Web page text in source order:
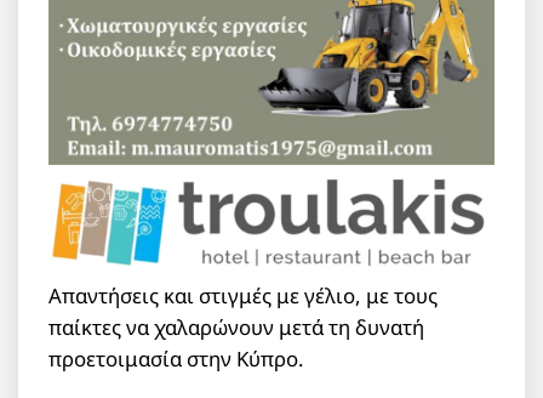
Απαντήσεις και στιγμές με γέλιο, με τους
παίκτες να χαλαρώνουν μετά τη δυνατή
προετοιμασία στην Κύπρο.